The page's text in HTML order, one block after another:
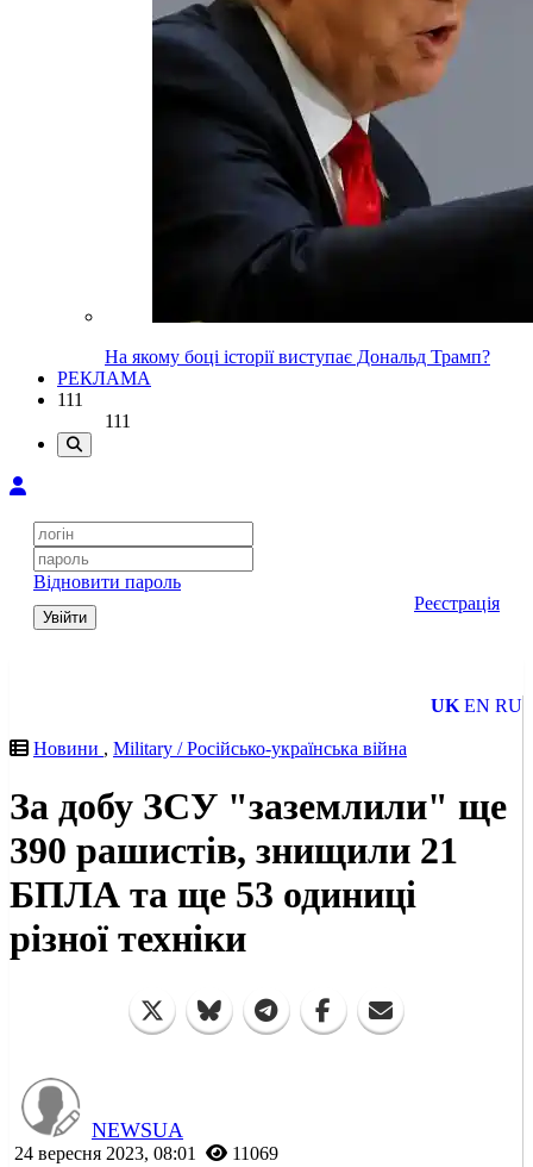
На якому боці історії виступає Дональд Трамп?
РЕКЛАМА
111
111
Відновити пароль
Увійти
Реєстрація
UK EN RU
Новини , Military / Російсько-українська війна
За добу ЗСУ "заземлили" ще
390 рашистів, знищили 21
БПЛА та ще 53 одиниці
різної техніки
NEWSUA
24 вересня 2023, 08:01 11069